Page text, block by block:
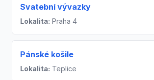
Svatební vývazky
Lokalita: Praha 4
Pánské košile
Lokalita: Teplice